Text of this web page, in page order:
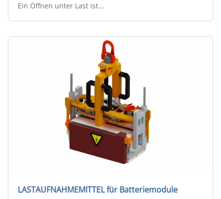
Ein Öffnen unter Last ist...
LASTAUFNAHMEMITTEL für Batteriemodule